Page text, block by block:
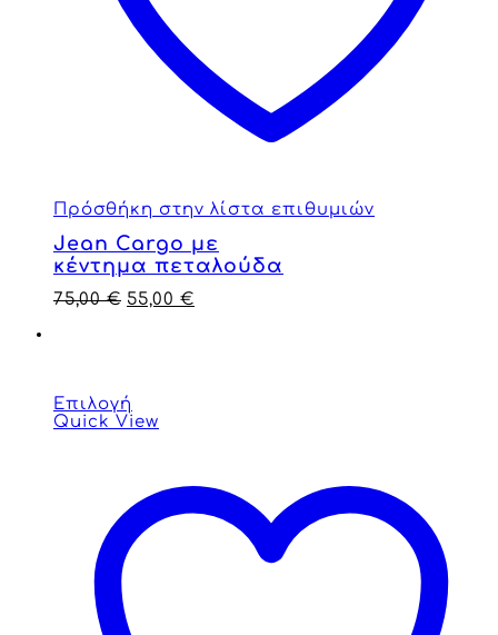
Πρόσθήκη στην λίστα επιθυμιών
Jean Cargo με
κέντημα πεταλούδα
75,00€ 55,00 €
Επιλογή
Quick View